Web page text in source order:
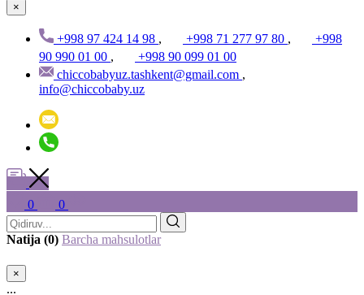
×
+998 97 424 14 98 , +998 71 277 97 80 ,
+998
90 990 01 00 ,
+998 90 099 01 00
chiccobabyuz.tashkent@gmail.com ,
info@chiccobaby.uz
0 0
Natija (0) Barcha mahsulotlar
×
...